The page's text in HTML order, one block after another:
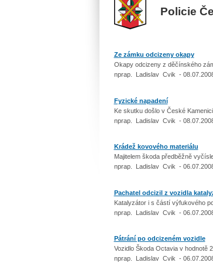
Policie
Ze zámku odcizeny okapy
Okapy odcizeny z děčínského
nprap. Ladislav Cvik -
Fyzické napadení
Ke skutku došlo v České
nprap. Ladislav Cvik -
Krádež kovového materiálu
Majitelem škoda předběžně
nprap. Ladislav Cvik -
Pachatel odcizil z vozidla
Katalyzátor i s částí výfukového
nprap. Ladislav Cvik -
Pátrání po odcizeném vozidle
Vozidlo Škoda Octavia v hodnotě
nprap. Ladislav Cvik -